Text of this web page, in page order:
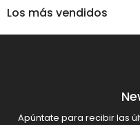
Los más vendidos
Apúntate para recibir las